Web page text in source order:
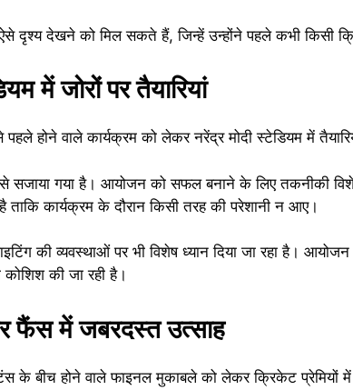
दृश्य देखने को मिल सकते हैं, जिन्हें उन्होंने पहले कभी किसी
में जोरों पर तैयारियां
होने वाले कार्यक्रम को लेकर नरेंद्र मोदी स्टेडियम में
सजाया गया है। आयोजन को सफल बनाने के लिए तकनीकी
है ताकि कार्यक्रम के दौरान किसी तरह की परेशानी न आए।
की व्यवस्थाओं पर भी विशेष ध्यान दिया जा रहा है।
की जा रही है।
फैंस में जबरदस्त उत्साह
के बीच होने वाले फाइनल मुकाबले को लेकर क्रिकेट प्रेमियों